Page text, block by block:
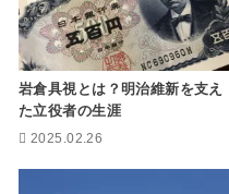
岩倉具視とは？明治維新を支え
た立役者の生涯
2025.02.26